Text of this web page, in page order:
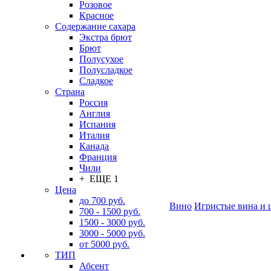
Розовое
Красное
Содержание сахара
Экстра брют
Брют
Полусухое
Полусладкое
Сладкое
Страна
Россия
Англия
Испания
Италия
Канада
Франция
Чили
+ ЕЩЕ 1
Цена
до 700 руб.
700 - 1500 руб.
1500 - 3000 руб.
3000 - 5000 руб.
от 5000 руб.
ТИП
Абсент
Вино Игристые вина и